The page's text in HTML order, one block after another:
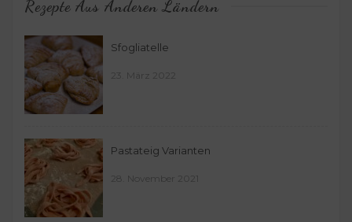
Rezepte Aus Anderen Ländern
Sfogliatelle
23. März 2022
Pastateig Varianten
28. November 2021